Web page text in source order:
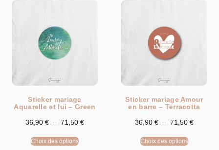
Sticker mariage
Aquarelle et lui – Green
36,90 € – 71,50 €
Choix des options
Sticker mariage Amour
en barre – Terracotta
36,90 € – 71,50 €
Choix des options